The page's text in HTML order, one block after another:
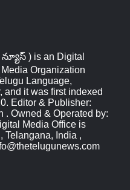
) is an Digital
Organization
Language,
and it was first indexed
Editor & Publisher:
. Owned & Operated by:
Media Office is
Telangana, India ,